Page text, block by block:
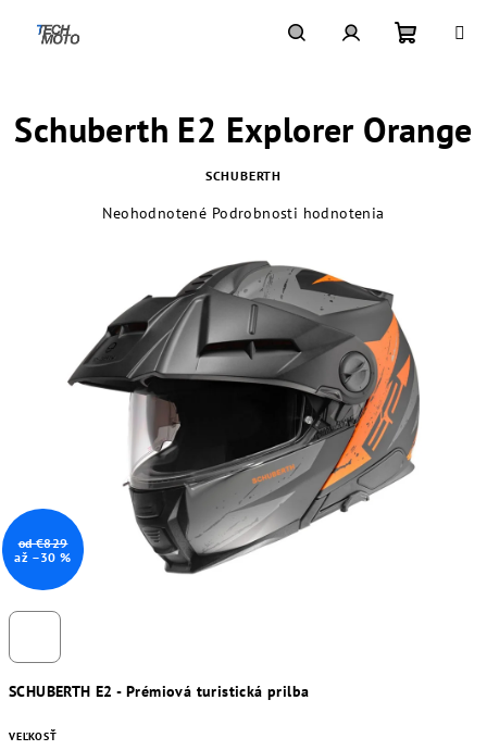
košík
SCHUBERTH E2 - Prémiová turistická prilba
VEĽKOSŤ
Schuberth E2 Explorer Orange
SCHUBERTH
Priemerné
z
5
hviezdičiek.
Neohodnotené Podrobnosti hodnotenia
od €829
až –30 %